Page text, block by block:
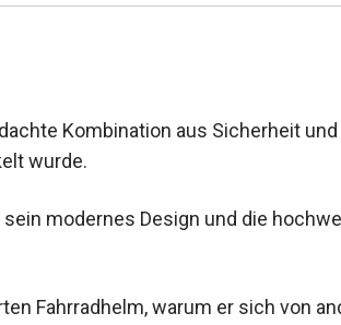
Kombination aus Sicherheit und
wurde.
modernes Design und die
Fahrradhelm, warum er sich von